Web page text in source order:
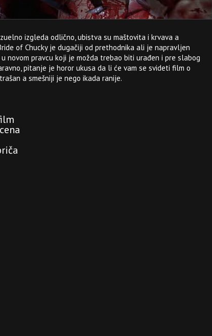
izgleda odlično, ubistva su maštovita i krvava a
of Chucky je dugačiji od prethodnika ali je napravljen
novom pravcu koji je možda trebao biti urađen i pre slabog
pitanje je horor ukusa da li će vam se svideti film o
a smešniji je nego ikada ranije.